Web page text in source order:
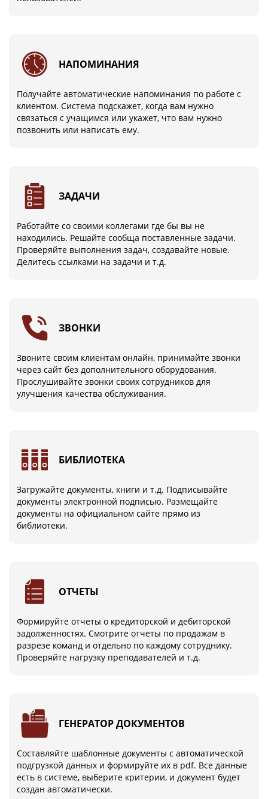
НАПОМИНАНИЯ
Получайте автоматические напоминания по работе с
клиентом. Система подскажет, когда вам нужно
связаться с учащимся или укажет, что вам нужно
позвонить или написать ему.
ЗАДАЧИ
Работайте со своими коллегами где бы вы не
находились. Решайте сообща поставленные задачи.
Проверяйте выполнения задач, создавайте новые.
Делитесь ссылками на задачи и т.д.
ЗВОНКИ
Звоните своим клиентам онлайн, принимайте звонки
через сайт без дополнительного оборудования.
Прослушивайте звонки своих сотрудников для
улучшения качества обслуживания.
БИБЛИОТЕКА
Загружайте документы, книги и т.д. Подписывайте
документы электронной подписью. Размещайте
документы на официальном сайте прямо из
библиотеки.
ОТЧЕТЫ
Формируйте отчеты о кредиторской и дебиторской
задолженностях. Смотрите отчеты по продажам в
разрезе команд и отдельно по каждому сотруднику.
Проверяйте нагрузку преподавателей и т.д.
ГЕНЕРАТОР ДОКУМЕНТОВ
Составляйте шаблонные документы с автоматической
подгрузкой данных и формируйте их в pdf. Все данные
есть в системе, выберите критерии, и документ будет
создан автоматически.